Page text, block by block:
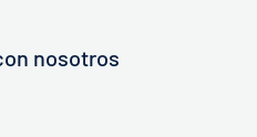
nosotros